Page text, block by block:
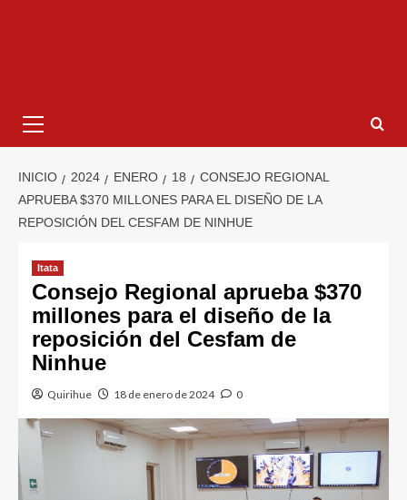
INICIO 2024 ENERO 18
CONSEJO REGIONAL
APRUEBA $370 MILLONES PARA EL DISEÑO DE LA
REPOSICIÓN DEL CESFAM DE NINHUE
Itata
Consejo Regional aprueba $370
millones para el diseño de la
reposición del Cesfam de
Ninhue
Quirihue 18 de enero de 2024 0